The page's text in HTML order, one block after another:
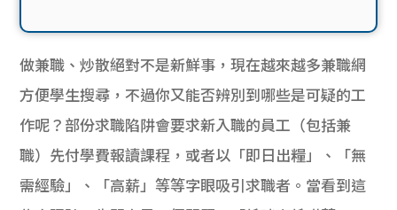
做兼職、炒散絕對不是新鮮事，現在越來越多兼職網
方便學生搜尋，不過你又能否辨別到哪些是可疑的工
作呢？部份求職陷阱會要求新入職的員工（包括兼
職）先付學費報讀課程，或者以「即日出糧」、「無
需經驗」、「高薪」等等字眼吸引求職者。當看到這